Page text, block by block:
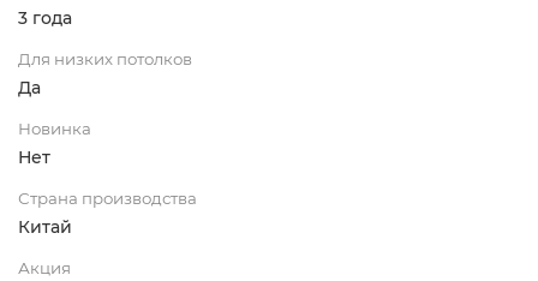
3 года
Для низких потолков
Да
Новинка
Нет
Страна производства
Китай
Акция